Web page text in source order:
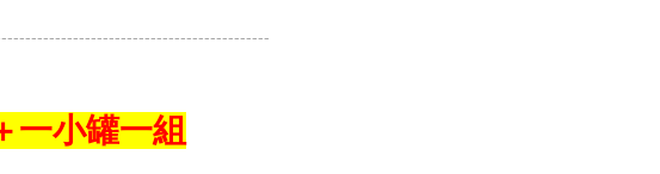
一小罐一組